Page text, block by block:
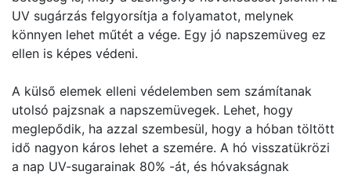
UV sugárzás felgyorsítja a folyamatot, melynek
könnyen lehet műtét a vége. Egy jó napszemüveg ez
ellen is képes védeni.
A külső elemek elleni védelemben sem számítanak
utolsó pajzsnak a napszemüvegek. Lehet, hogy
meglepődik, ha azzal szembesül, hogy a hóban töltött
idő nagyon káros lehet a szemére. A hó visszatükrözi
a nap UV-sugarainak 80% -át, és hóvakságnak